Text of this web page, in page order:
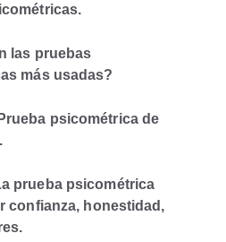
las pruebas
más usadas?
psicométrica de
prueba psicométrica
confianza, honestidad,